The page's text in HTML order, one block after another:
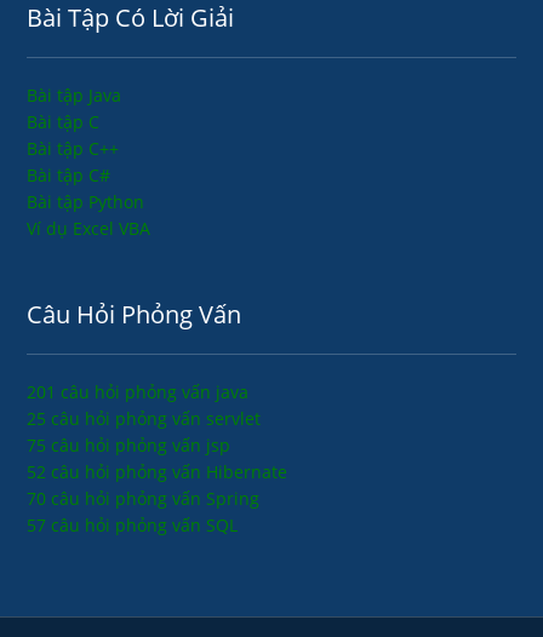
Bài Tập Có Lời Giải
Bài tập Java
Bài tập C
Bài tập C++
Bài tập C#
Bài tập Python
Ví dụ Excel VBA
Câu Hỏi Phỏng Vấn
201 câu hỏi phỏng vấn java
25 câu hỏi phỏng vấn servlet
75 câu hỏi phỏng vấn jsp
52 câu hỏi phỏng vấn Hibernate
70 câu hỏi phỏng vấn Spring
57 câu hỏi phỏng vấn SQL